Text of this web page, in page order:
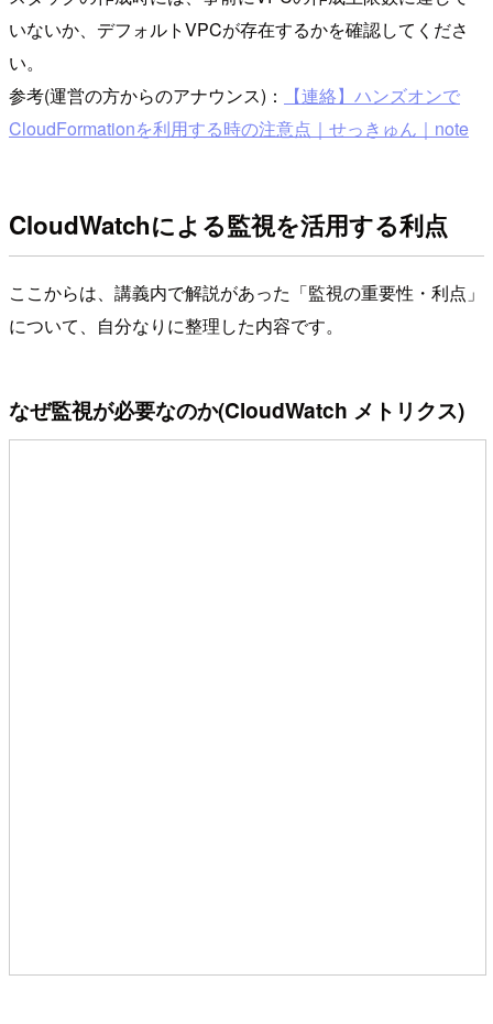
いないか、デフォルトVPCが存在するかを確認してくださ
い。
参考(運営の方からのアナウンス)：
【連絡】ハンズオンで
CloudFormationを利用する時の注意点｜せっきゅん｜note
CloudWatchによる監視を活用する利点
ここからは、講義内で解説があった「監視の重要性・利点」
について、自分なりに整理した内容です。
なぜ監視が必要なのか(CloudWatch メトリクス)